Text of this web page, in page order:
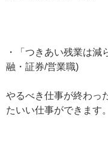
・「つきあい残業は減
融・証券/営業職)
やるべき仕事が終わっ
たいい仕事ができます。